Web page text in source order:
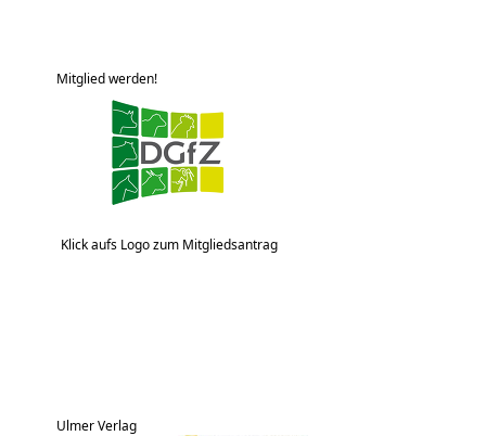
Mitglied werden!
Klick aufs Logo zum Mitgliedsantrag
Ulmer Verlag